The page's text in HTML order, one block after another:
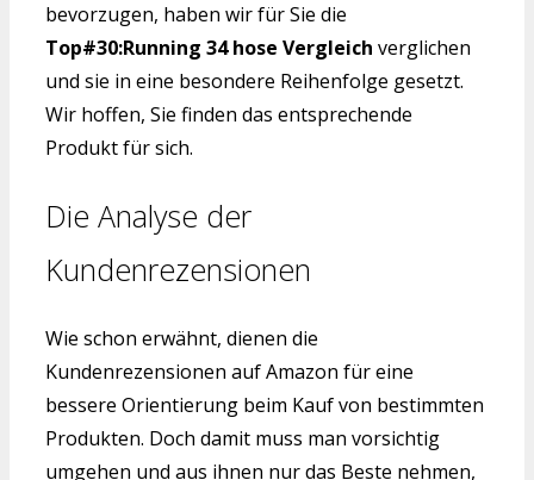
bevorzugen, haben wir für Sie die
Top#30:Running 34 hose Vergleich verglichen
und sie in eine besondere Reihenfolge gesetzt.
Wir hoffen, Sie finden das entsprechende
Produkt für sich.
Die Analyse der
Kundenrezensionen
Wie schon erwähnt, dienen die
Kundenrezensionen auf Amazon für eine
bessere Orientierung beim Kauf von bestimmten
Produkten. Doch damit muss man vorsichtig
umgehen und aus ihnen nur das Beste nehmen,